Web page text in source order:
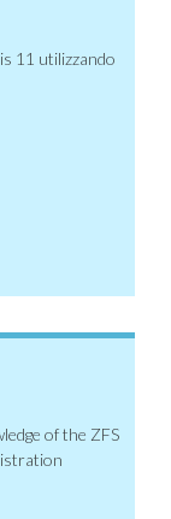
11 utilizzando
of the ZFS